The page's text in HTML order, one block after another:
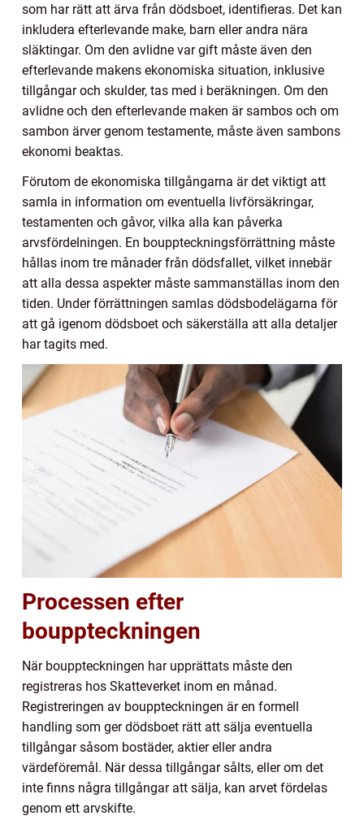
som har rätt att ärva från dödsboet, identifieras. Det kan
inkludera efterlevande make, barn eller andra nära
släktingar. Om den avlidne var gift måste även den
efterlevande makens ekonomiska situation, inklusive
tillgångar och skulder, tas med i beräkningen. Om den
avlidne och den efterlevande maken är sambos och om
sambon ärver genom testamente, måste även sambons
ekonomi beaktas.
Förutom de ekonomiska tillgångarna är det viktigt att
samla in information om eventuella livförsäkringar,
testamenten och gåvor, vilka alla kan påverka
arvsfördelningen. En bouppteckningsförrättning måste
hållas inom tre månader från dödsfallet, vilket innebär
att alla dessa aspekter måste sammanställas inom den
tiden. Under förrättningen samlas dödsbodelägarna för
att gå igenom dödsboet och säkerställa att alla detaljer
har tagits med.
Processen efter
bouppteckningen
När bouppteckningen har upprättats måste den
registreras hos Skatteverket inom en månad.
Registreringen av bouppteckningen är en formell
handling som ger dödsboet rätt att sälja eventuella
tillgångar såsom bostäder, aktier eller andra
värdeföremål. När dessa tillgångar sålts, eller om det
inte finns några tillgångar att sälja, kan arvet fördelas
genom ett arvskifte.